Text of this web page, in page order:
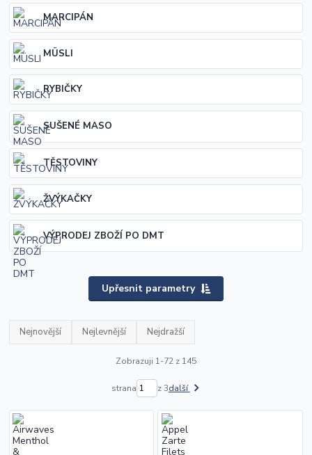
MARCIPÁN
MÜSLI
RYBIČKY
SUŠENÉ MASO
TĚSTOVINY
ŽVÝKAČKY
VÝPRODEJ ZBOŽÍ PO DMT
Upřesnit parametry
Nejnovější Nejlevnější Nejdražší
Zobrazuji 1-72 z 145
strana z 3další